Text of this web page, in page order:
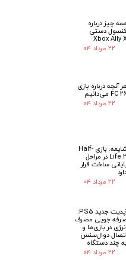
چیز درباره
دستی
Xbox Ally
۲۲ مرداد ۰۴
آنچه درباره بازی
FC 26 می‌دانیم
۲۲ مرداد ۰۴
شایعه: بازی Half-
Life 3 در مراحل
ساخت قرار
۲۲ مرداد ۰۴
آپدیت جدید PS5:
جویی مصرف
انرژی در بازی‌ها و
اتصال دوال‌سنس
به چند دستگاه
۲۲ مرداد ۰۴